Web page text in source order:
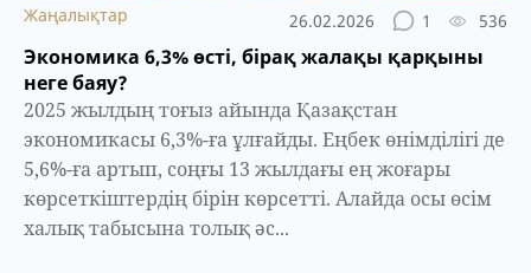
Жаңалықтар 26.02.2026 1 536
Экономика 6,3% өсті, бірақ жалақы қарқыны
неге баяу?
2025 жылдың тоғыз айында Қазақстан
экономикасы 6,3%-ға ұлғайды. Еңбек өнімділігі де
5,6%-ға артып, соңғы 13 жылдағы ең жоғары
көрсеткіштердің бірін көрсетті. Алайда осы өсім
халық табысына толық әс...